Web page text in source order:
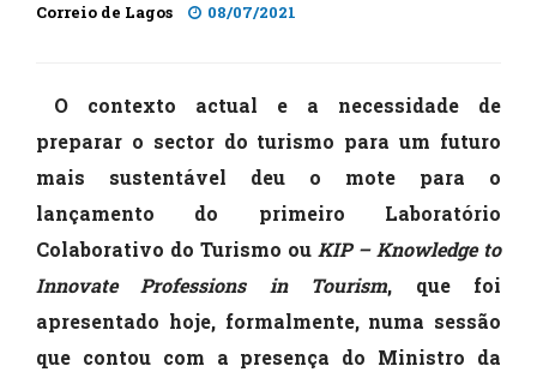
Correio de Lagos 08/07/2021
O contexto actual e a necessidade de
preparar o sector do turismo para um futuro
mais sustentável deu o mote para o
lançamento do primeiro Laboratório
Colaborativo do Turismo ou KIP – Knowledge to
Innovate Professions in Tourism, que foi
apresentado hoje, formalmente, numa sessão
que contou com a presença do Ministro da